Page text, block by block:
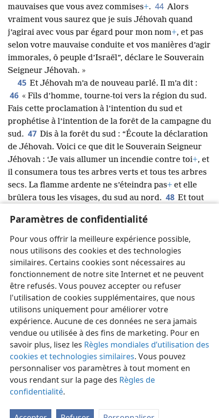
Paramètres de confidentialité
Pour vous offrir la meilleure expérience possible,
nous utilisons des cookies et des technologies
similaires. Certains cookies sont nécessaires au
fonctionnement de notre site Internet et ne peuvent
être refusés. Vous pouvez accepter ou refuser
l'utilisation de cookies supplémentaires, que nous
utilisons uniquement pour améliorer votre
expérience. Aucune de ces données ne sera jamais
vendue ou utilisée à des fins de marketing. Pour en
savoir plus, lisez les Règles mondiales d’utilisation des
cookies et technologies similaires. Vous pouvez
personnaliser vos paramètres à tout moment en
vous rendant sur la page des Règles de
confidentialité.
mauvaises que vous avez commises+. 44 Alors
vraiment vous saurez que je suis Jéhovah quand
j’agirai avec vous par égard pour mon nom+, et pas
selon votre mauvaise conduite et vos manières d’agir
immorales, ô peuple d’Israël”, déclare le Souverain
Seigneur Jéhovah. »
45 Et Jéhovah m’a de nouveau parlé. Il m’a dit :
46 « Fils d’homme, tourne-toi vers la région du sud.
Fais cette proclamation à l’intention du sud et
prophétise à l’intention de la forêt de la campagne du
sud. 47 Dis à la forêt du sud : “Écoute la déclaration
de Jéhovah. Voici ce que dit le Souverain Seigneur
Jéhovah : ‘Je vais allumer un incendie contre toi+, et
il consumera tous tes arbres verts et tous tes arbres
secs. La flamme ardente ne s’éteindra pas+ et elle
brûlera tous les visages, du sud au nord. 48 Et tout
incendie, de sorte qu’il ne s’éteindra pas
49 Alors je me suis exclamé : « Hélas ! ô Souverain
Seigneur Jéhovah ! Voilà ce qu’ils disent de moi : “Il
ne fait que parler par énigmes * !” »
Français Partager Préférences
Copyright © 2026 Watch Tower Bible and Tract Society of Pennsylvania
Conditions d’utilisation
Règles de confidentialité
Paramètres de confidentialité
JW.ORG Se connecter